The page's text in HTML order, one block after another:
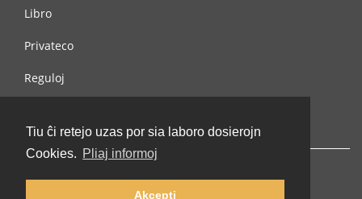
Tiu ĉi retejo uzas por sia laboro dosierojn
Cookies. Pliaj informoj
Akcepti
Libro
Privateco
Reguloj